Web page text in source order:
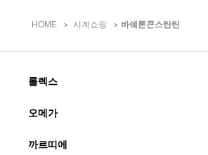
HOME 시계쇼핑 바쉐론콘스탄틴
롤렉스
오메가
까르띠에